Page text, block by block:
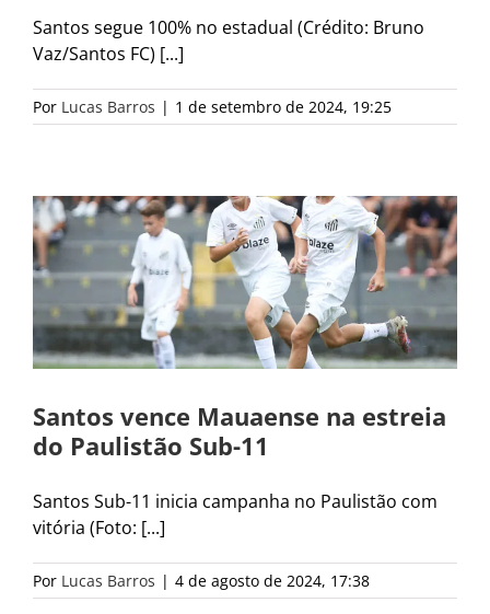
Santos segue 100% no estadual (Crédito: Bruno
Vaz/Santos FC) [...]
Por Lucas Barros | 1 de setembro de 2024, 19:25
Santos vence Mauaense na estreia
do Paulistão Sub-11
Santos Sub-11 inicia campanha no Paulistão com
vitória (Foto: [...]
Por Lucas Barros | 4 de agosto de 2024, 17:38